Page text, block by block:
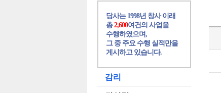
당사는 1998년 창사 이래
총2,600여건의 사업을
수행하였으며,
그 중 주요 수행 실적만을
게시하고 있습니다.
감리